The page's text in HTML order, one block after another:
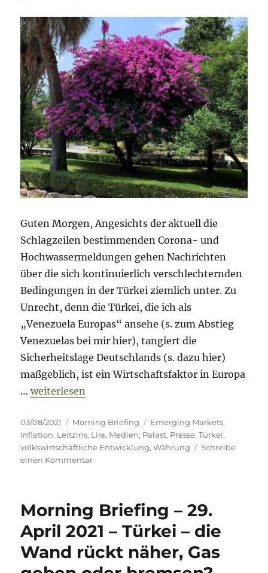
Guten Morgen, Angesichts der aktuell die
Schlagzeilen bestimmenden Corona- und
Hochwassermeldungen gehen Nachrichten
über die sich kontinuierlich verschlechternden
Bedingungen in der Türkei ziemlich unter. Zu
Unrecht, denn die Türkei, die ich als
„Venezuela Europas“ ansehe (s. zum Abstieg
Venezuelas bei mir hier), tangiert die
Sicherheitslage Deutschlands (s. dazu hier)
maßgeblich, ist ein Wirtschaftsfaktor in Europa
…„Morning Briefing – 3. August 2021 – Türkei –
weiterlesen
Veröffentlicht
am
03/08/2021 Kategorien
Morning Briefing Schlagwörter
Emerging Markets,
Inflation, Leitzins, Lira, Medien, Palast, Presse,Türkei,
volkswirtschaftliche Entwicklung,Währung
Schreibe
einen Kommentarzu
3.
2021
–
Türkei
Morning Briefing – 29.
April 2021 – Türkei – die
Wand rückt näher, Gas